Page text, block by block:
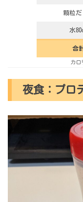
顆粒だ
水
合
カロ
夜食：プロ